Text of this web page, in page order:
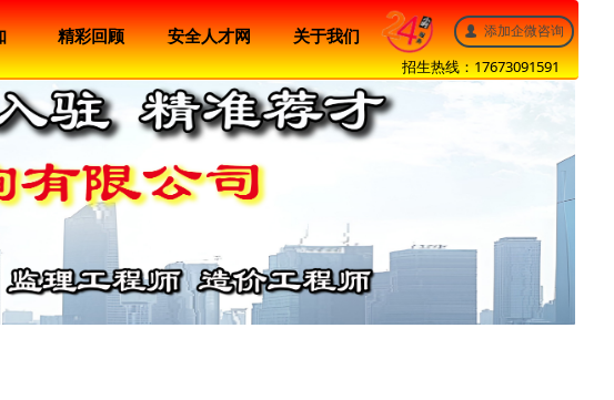
精彩回顾 安全人才网 关于我们
招生热线：17673091591
넙 添加企微咨询